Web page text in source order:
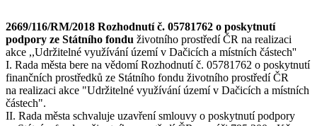
2669/116/RM/2018 Rozhodnutí č. 05781762 o poskytnutí
podpory ze Státního fondu životního prostředí ČR na realizaci
akce ,,Udržitelné využívání území v Dačicích a místních částech''
I. Rada města bere na vědomí Rozhodnutí č. 05781762 o poskytnutí
finančních prostředků ze Státního fondu životního prostředí ČR
na realizaci akce "Udržitelné využívání území v Dačicích a místních
částech".
II. Rada města schvaluje uzavření smlouvy o poskytnutí podpory